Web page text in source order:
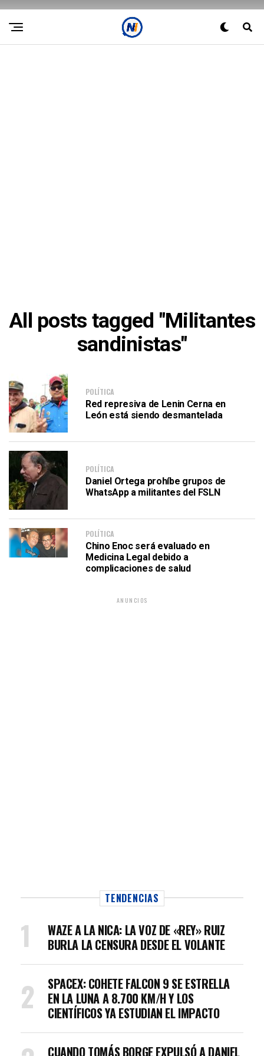
All posts tagged "Militantes
sandinistas"
POLÍTICA
Red represiva de Lenin Cerna en
León está siendo desmantelada
POLÍTICA
Daniel Ortega prohíbe grupos de
WhatsApp a militantes del FSLN
POLÍTICA
Chino Enoc será evaluado en
Medicina Legal debido a
complicaciones de salud
ANUNCIOS
TENDENCIAS
WAZE A LA NICA: LA VOZ DE «REY» RUIZ
BURLA LA CENSURA DESDE EL VOLANTE
SPACEX: COHETE FALCON 9 SE ESTRELLA
EN LA LUNA A 8.700 KM/H Y LOS
CIENTÍFICOS YA ESTUDIAN EL IMPACTO
CUANDO TOMÁS BORGE EXPULSÓ A DANIEL